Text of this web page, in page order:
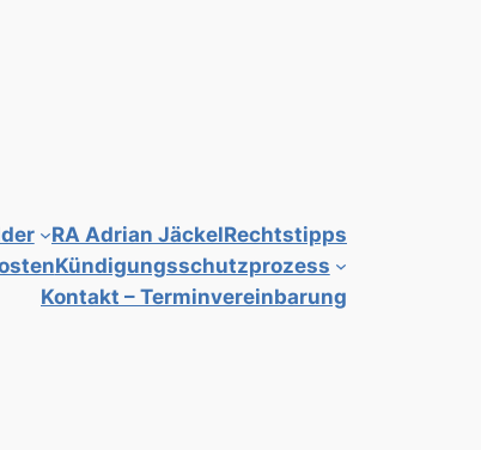
RA Adrian JäckelRechtstipps
Kündigungsschutzprozess
Kontakt – Terminvereinbarung